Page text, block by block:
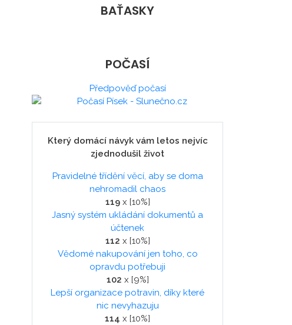
BAŤASKY
POČASÍ
Předpověď počasí
Který domácí návyk vám letos nejvíc
zjednodušil život
Pravidelné třídění věcí, aby se doma
nehromadil chaos
119x [10%]
Jasný systém ukládání dokumentů a
účtenek
112 x [10%]
Vědomé nakupování jen toho, co
opravdu potřebuji
102 x [9%]
Lepší organizace potravin, díky které
nic nevyhazuju
114 x [10%]